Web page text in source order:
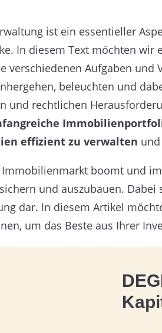
ist ein essentieller
In diesem Text möchten
verschiedenen Aufgaben
beleuchten und
und rechtlichen
effizient zu verwalten
Immobilienmarkt boomt und
und auszubauen.
dar. In diesem Artikel
um das Beste aus Ihrer